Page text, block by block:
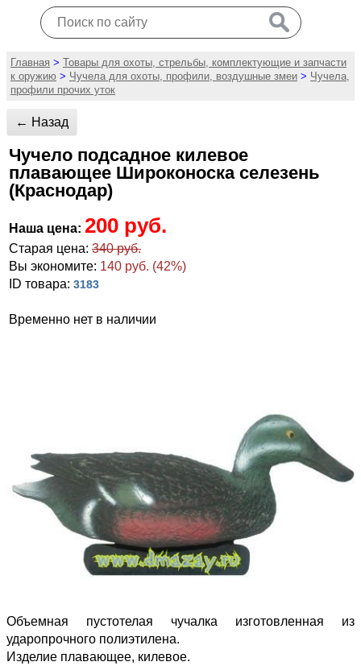
Главная > Товары для охоты, стрельбы, комплектующие и запчасти
к оружию > Чучела для охоты, профили, воздушные змеи > Чучела,
профили прочих уток
← Назад
Чучело подсадное килевое
плавающее Широконоска селезень
(Краснодар)
Наша цена: 200 руб.
Старая цена: 340 руб.
Вы экономите: 140 руб. (42%)
ID товара: 3183
Временно нет в наличии
Объемная пустотелая чучалка изготовленная из
ударопрочного полиэтилена.
Изделие плавающее, килевое.